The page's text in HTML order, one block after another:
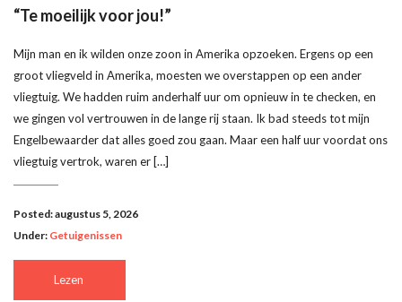
“Te moeilijk voor jou!”
Mijn man en ik wilden onze zoon in Amerika opzoeken. Ergens op een
groot vliegveld in Amerika, moesten we overstappen op een ander
vliegtuig. We hadden ruim anderhalf uur om opnieuw in te checken, en
we gingen vol vertrouwen in de lange rij staan. Ik bad steeds tot mijn
Engelbewaarder dat alles goed zou gaan. Maar een half uur voordat ons
vliegtuig vertrok, waren er […]
Posted: augustus 5, 2026
Under: Getuigenissen
Lezen